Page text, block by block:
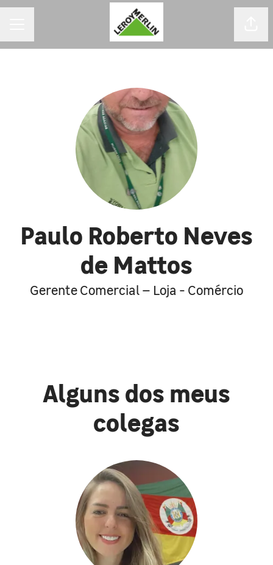
Paulo Roberto Neves
de Mattos
Gerente Comercial – Loja - Comércio
Alguns dos meus
colegas